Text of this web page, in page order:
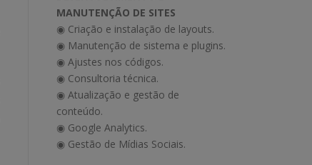
MANUTENÇÃO DE SITES
◉ Criação e instalação de layouts.
◉ Manutenção de sistema e plugins.
◉ Ajustes nos códigos.
◉ Consultoria técnica.
◉ Atualização e gestão de
conteúdo.
◉ Google Analytics.
◉ Gestão de Mídias Sociais.